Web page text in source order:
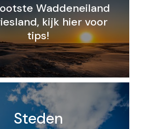
Waddeneiland
kijk hier voor
tips!
Steden